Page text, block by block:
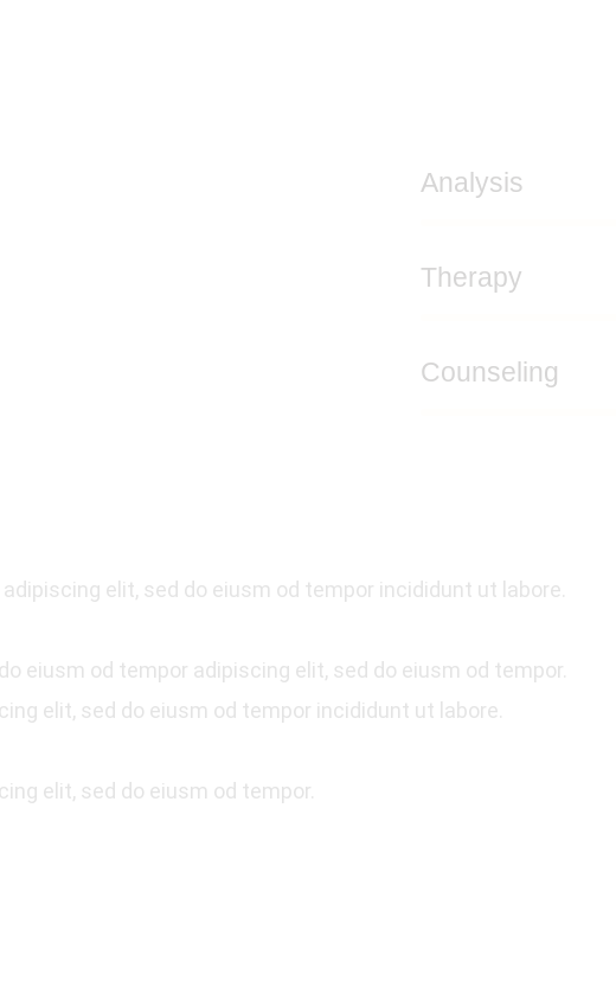
Analysis
Therapy
Counseling
elit, sed do eiusm od tempor incididunt ut labore.
eiusm od tempor adipiscing elit, sed do eiusm od tempor.
elit, sed do eiusm od tempor incididunt ut labore.
elit, sed do eiusm od tempor.